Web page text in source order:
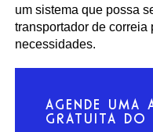
um sistema que possa
transportador de correia
necessidades.
AGENDE UMA
GRATUITA DO